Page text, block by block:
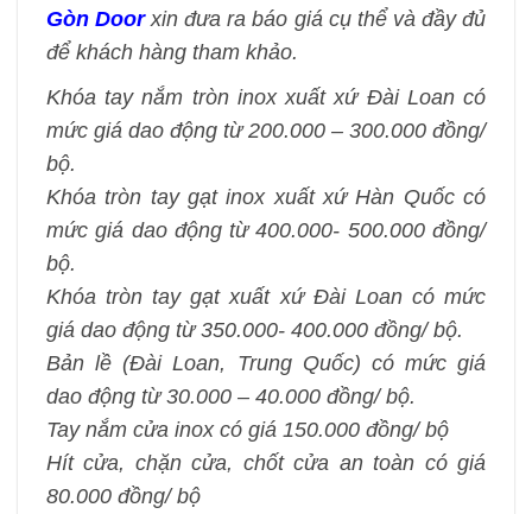
Gòn Doorxin đưa ra báo giá cụ thể và đầy đủ
để khách hàng tham khảo.
Khóa tay nắm tròn inox xuất xứ Đài Loan có
mức giá dao động từ 200.000 – 300.000 đồng/
bộ.
Khóa tròn tay gạt inox xuất xứ Hàn Quốc có
mức giá dao động từ 400.000- 500.000 đồng/
bộ.
Khóa tròn tay gạt xuất xứ Đài Loan có mức
giá dao động từ 350.000- 400.000 đồng/ bộ.
Bản lề (Đài Loan, Trung Quốc) có mức giá
dao động từ 30.000 – 40.000 đồng/ bộ.
Tay nắm cửa inox có giá 150.000 đồng/ bộ
Hít cửa, chặn cửa, chốt cửa an toàn có giá
80.000 đồng/ bộ